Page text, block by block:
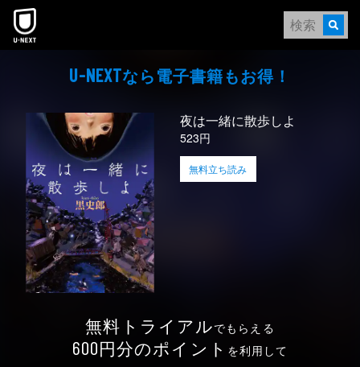
本文へスキップ
U-NEXTなら電⼦書籍もお得！
夜は一緒に散歩しよ
523円
無料立ち読み
無料トライアルでもらえる
600円分のポイント を利用して